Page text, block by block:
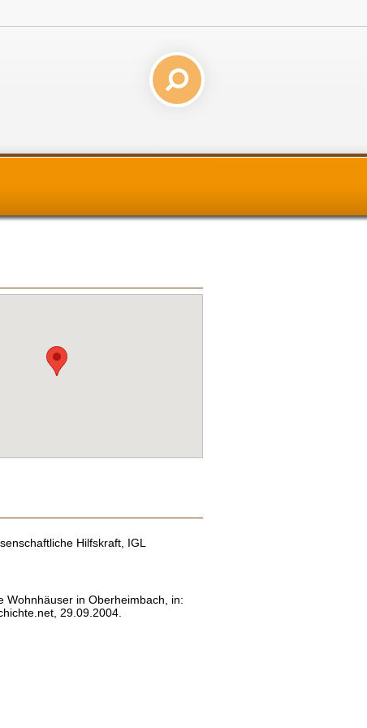
Hilfskraft, IGL
Wohnhäuser in Oberheimbach, in:
29.09.2004.